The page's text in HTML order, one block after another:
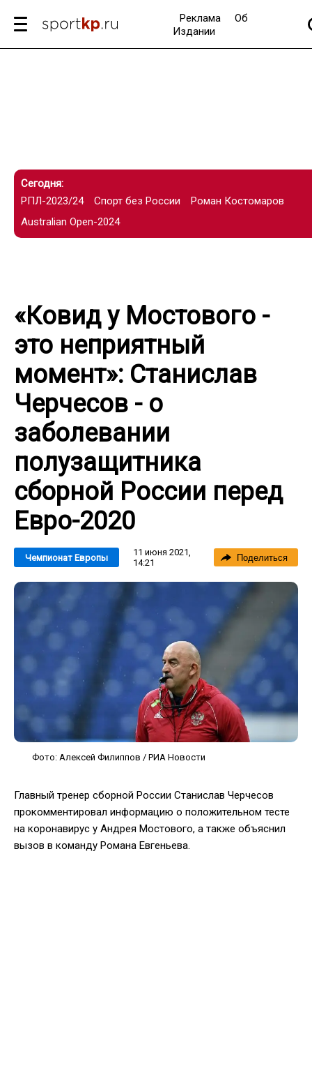
Реклама
Об
Издании
Сегодня:
РПЛ-2023/24
Спорт без России
Роман Костомаров
Australian Open-2024
«Ковид у Мостового -
это неприятный
момент»: Станислав
Черчесов - о
заболевании
полузащитника
сборной России перед
Евро-2020
Чемпионат Европы
11 июня 2021,
14:21
Поделиться
Фото: Алексей Филиппов / РИА Новости
Главный тренер сборной России Станислав Черчесов
прокомментировал информацию о положительном тесте
на коронавирус у Андрея Мостового, а также объяснил
вызов в команду Романа Евгеньева.